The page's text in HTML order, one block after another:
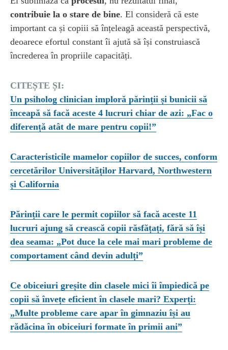
contribuie la o stare de bine. El consideră că este
important ca și copiii să înțeleagă această perspectivă,
deoarece efortul constant îi ajută să își construiască
încrederea în propriile capacități.
CITEȘTE ȘI:
Un psiholog clinician imploră părinții și bunicii să
înceapă să facă aceste 4 lucruri chiar de azi: „Fac o
diferență atât de mare pentru copii!”
Caracteristicile mamelor copiilor de succes, conform
cercetărilor Universităților Harvard, Northwestern
și California
Părinții care le permit copiilor să facă aceste 11
lucruri ajung să crească copii răsfățați, fără să își
dea seama: „Pot duce la cele mai mari probleme de
comportament când devin adulți”
Ce obiceiuri greșite din clasele mici îi împiedică pe
copii să învețe eficient în clasele mari? Experți:
„Multe probleme care apar în gimnaziu își au
rădăcina în obiceiuri formate în primii ani”